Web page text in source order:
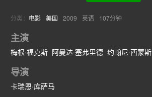
分类： 电影 美国 2009 英语 107分钟
主演
梅根·福克斯 阿曼达·塞弗里德 约翰尼·西蒙斯
导演
卡瑞恩·库萨马